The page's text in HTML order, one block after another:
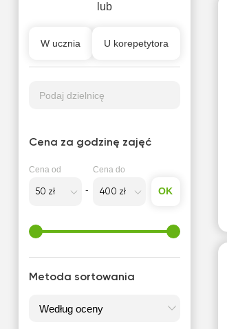
lub
W ucznia U korepetytora
Podaj dzielnicę
Cena za godzinę zajęć
Cena od Cena do
OK
Metoda sortowania